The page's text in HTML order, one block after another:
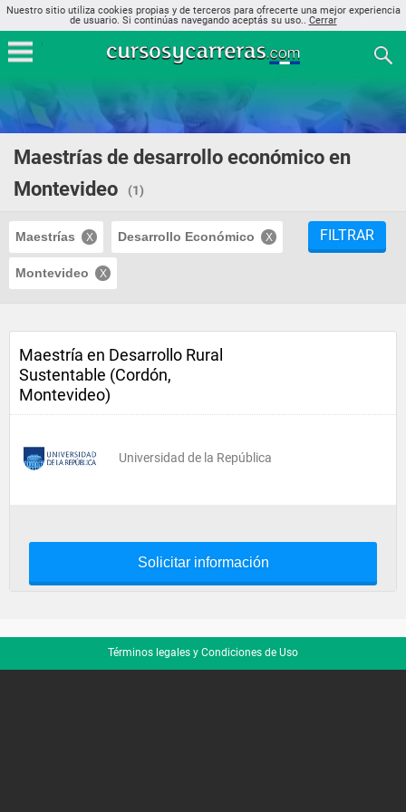
Nuestro sitio utiliza cookies propias y de terceros para ofrecerte una mejor experiencia
de usuario. Si continúas navegando aceptás su uso.. Cerrar
Maestrías de desarrollo económico en
Montevideo
(1)
Maestrías Desarrollo Económico
Montevideo
FILTRAR
Maestría en Desarrollo Rural
Sustentable (Cordón,
Montevideo)
Universidad de la República
Solicitar información
Términos legales y Condiciones de Uso